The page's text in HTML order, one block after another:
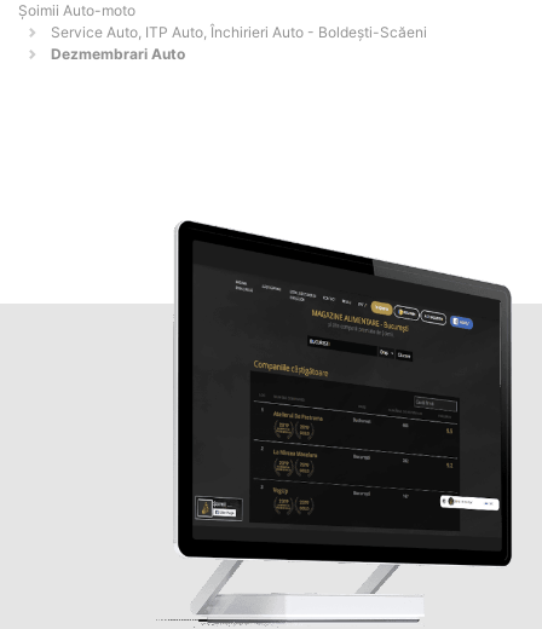
Șoimii Auto-moto
Service Auto, ITP Auto, Închirieri Auto - Boldeşti-Scăeni
Dezmembrari Auto